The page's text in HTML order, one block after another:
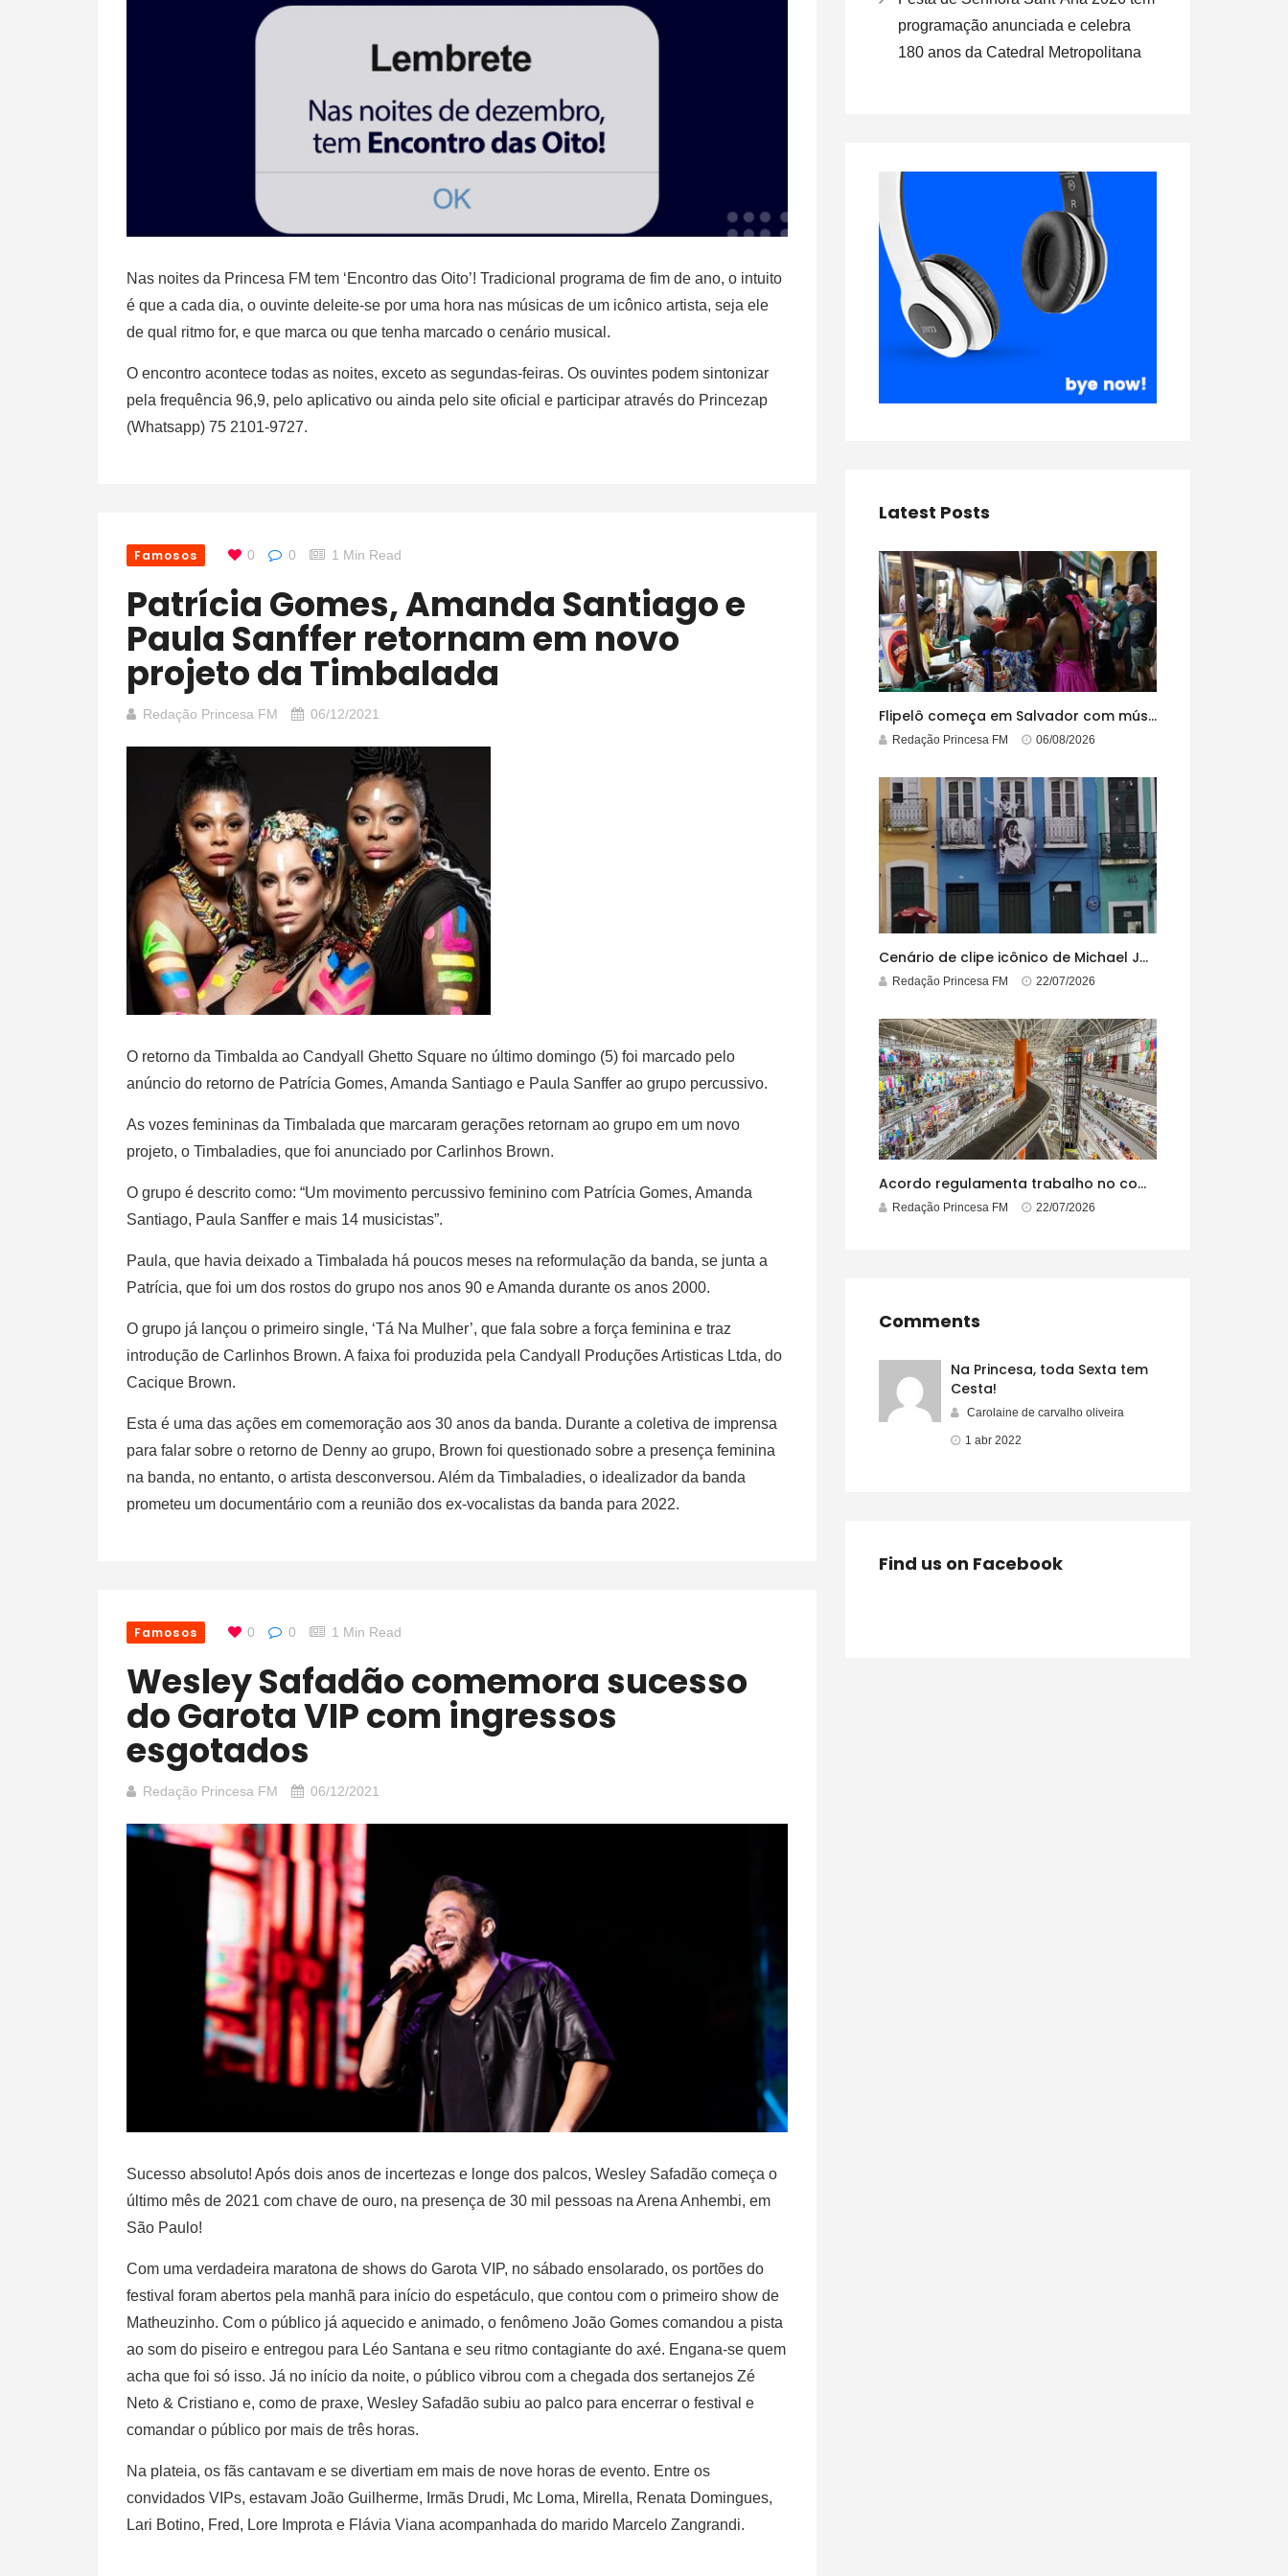
Nas noites da Princesa FM tem ‘Encontro das Oito’! Tradicional programa de fim de ano, o intuito
é que a cada dia, o ouvinte deleite-se por uma hora nas músicas de um icônico artista, seja ele
de qual ritmo for, e que marca ou que tenha marcado o cenário musical.
O encontro acontece todas as noites, exceto as segundas-feiras. Os ouvintes podem sintonizar
pela frequência 96,9, pelo aplicativo ou ainda pelo site oficial e participar através do Princezap
(Whatsapp) 75 2101-9727.
Famosos 0 0 1 Min Read
Patrícia Gomes, Amanda Santiago e
Paula Sanffer retornam em novo
projeto da Timbalada
Redação Princesa FM 06/12/2021
O retorno da Timbalda ao Candyall Ghetto Square no último domingo (5) foi marcado pelo
anúncio do retorno de Patrícia Gomes, Amanda Santiago e Paula Sanffer ao grupo percussivo.
As vozes femininas da Timbalada que marcaram gerações retornam ao grupo em um novo
projeto, o Timbaladies, que foi anunciado por Carlinhos Brown.
O grupo é descrito como: “Um movimento percussivo feminino com Patrícia Gomes, Amanda
Santiago, Paula Sanffer e mais 14 musicistas”.
Paula, que havia deixado a Timbalada há poucos meses na reformulação da banda, se junta a
Patrícia, que foi um dos rostos do grupo nos anos 90 e Amanda durante os anos 2000.
O grupo já lançou o primeiro single, ‘Tá Na Mulher’, que fala sobre a força feminina e traz
introdução de Carlinhos Brown. A faixa foi produzida pela Candyall Produções Artisticas Ltda, do
Cacique Brown.
Esta é uma das ações em comemoração aos 30 anos da banda. Durante a coletiva de imprensa
para falar sobre o retorno de Denny ao grupo, Brown foi questionado sobre a presença feminina
na banda, no entanto, o artista desconversou. Além da Timbaladies, o idealizador da banda
prometeu um documentário com a reunião dos ex-vocalistas da banda para 2022.
Famosos 0 0 1 Min Read
Wesley Safadão comemora sucesso
do Garota VIP com ingressos
esgotados
Redação Princesa FM 06/12/2021
Sucesso absoluto! Após dois anos de incertezas e longe dos palcos, Wesley Safadão começa o
último mês de 2021 com chave de ouro, na presença de 30 mil pessoas na Arena Anhembi, em
São Paulo!
Com uma verdadeira maratona de shows do Garota VIP, no sábado ensolarado, os portões do
festival foram abertos pela manhã para início do espetáculo, que contou com o primeiro show de
Matheuzinho. Com o público já aquecido e animado, o fenômeno João Gomes comandou a pista
ao som do piseiro e entregou para Léo Santana e seu ritmo contagiante do axé. Engana-se quem
acha que foi só isso. Já no início da noite, o público vibrou com a chegada dos sertanejos Zé
Neto & Cristiano e, como de praxe, Wesley Safadão subiu ao palco para encerrar o festival e
comandar o público por mais de três horas.
Na plateia, os fãs cantavam e se divertiam em mais de nove horas de evento. Entre os
convidados VIPs, estavam João Guilherme, Irmãs Drudi, Mc Loma, Mirella, Renata Domingues,
Lari Botino, Fred, Lore Improta e Flávia Viana acompanhada do marido Marcelo Zangrandi.
programação anunciada e celebra
180 anos da Catedral Metropolitana
Latest Posts
Flipelô começa em Salvador com música, poesia e grande participação
Redação Princesa FM 06/08/2026
Cenário de clipe icônico de Michael Jackson, casarão azul no centro do Pelourinho enfrenta ordem de desocupação
Redação Princesa FM 22/07/2026
Acordo regulamenta trabalho no comércio em feriados
Redação Princesa FM 22/07/2026
Comments
Na Princesa, toda Sexta tem
Cesta!
Carolaine de carvalho oliveira
1 abr 2022
Find us on Facebook